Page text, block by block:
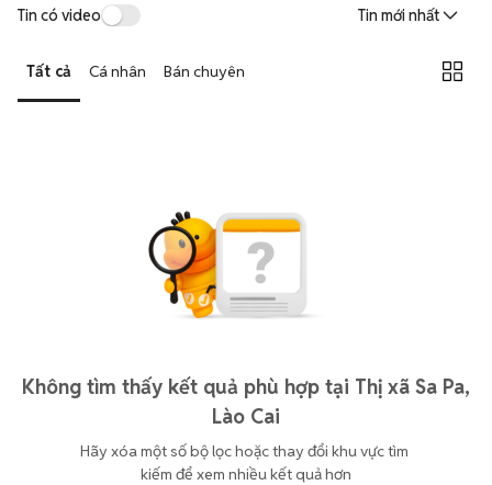
Tin có video Tin mới nhất
Tất cả Cá nhân Bán chuyên
Không tìm thấy kết quả phù hợp tại Thị xã Sa Pa,
Lào Cai
Hãy xóa một số bộ lọc hoặc thay đổi khu vực tìm
kiếm để xem nhiều kết quả hơn